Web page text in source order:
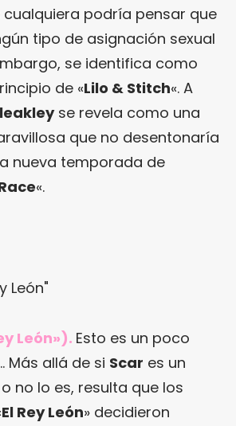
cualquiera podría pensar que
tipo de asignación sexual
se identifica como
de «Lilo & Stitch«. A
se revela como una
que no desentonaría
nueva temporada de
«.
León»). Esto es un poco
Más allá de si Scar es un
no lo es, resulta que los
El Rey León» decidieron